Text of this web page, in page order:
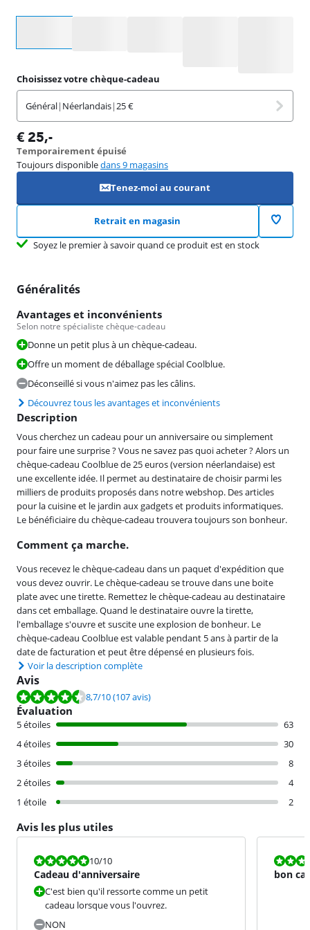
Choisissez votre chèque-cadeau
Général| Néerlandais| 25 €
€ 25,-
Temporairement épuisé
Toujours disponibledans 9 magasins
Tenez-moi au courant
Retrait en magasin
Soyez le premier à savoir quand ce produit est en stock
Généralités
Avantages et inconvénients
Selon notre spécialiste chèque-cadeau
Donne un petit plus à un chèque-cadeau.
Offre un moment de déballage spécial Coolblue.
Déconseillé si vous n'aimez pas les câlins.
Découvrez tous les avantages et inconvénients
Description
Vous cherchez un cadeau pour un anniversaire ou simplement
pour faire une surprise ? Vous ne savez pas quoi acheter ? Alors un
chèque-cadeau Coolblue de 25 euros (version néerlandaise) est
une excellente idée. Il permet au destinataire de choisir parmi les
milliers de produits proposés dans notre webshop. Des articles
pour la cuisine et le jardin aux gadgets et produits informatiques.
Le bénéficiaire du chèque-cadeau trouvera toujours son bonheur.
Comment ça marche.
Vous recevez le chèque-cadeau dans un paquet d'expédition que
vous devez ouvrir. Le chèque-cadeau se trouve dans une boite
plate avec une tirette. Remettez le chèque-cadeau au destinataire
dans cet emballage. Quand le destinataire ouvre la tirette,
l'emballage s'ouvre et suscite une explosion de bonheur. Le
chèque-cadeau Coolblue est valable pendant 5 ans à partir de la
date de facturation et peut être dépensé en plusieurs fois.
Voir la description complète
Avis
La note est de 8,7 sur 10, basée sur 107 avis.
8,7/10(107 avis)
Évaluation
5 étoiles
63
4 étoiles
30
3 étoiles
8
2 étoiles
4
1 étoile
2
Avis les plus utiles
La note est 10 sur 10.
10/10
Cadeau d'anniversaire
C'est bien qu'il ressorte comme un petit
cadeau lorsque vous l'ouvrez.
NON
La note est
bon